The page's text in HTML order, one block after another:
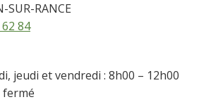
SUR-RANCE
84
jeudi et vendredi : 8h00 – 12h00
fermé